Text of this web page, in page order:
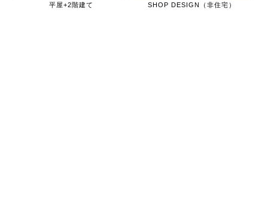
平屋+2階建て SHOP DESIGN（非住宅）